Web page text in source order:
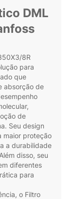
DML
8R
para
que
absorção de
de
Seu design
maior proteção
a durabilidade
disso, seu
diferentes
para
o Filtro